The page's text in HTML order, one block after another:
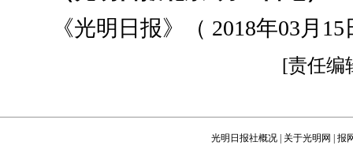
《光明日报》（ 2018年03月15
[责任编
光明日报社概况 关于光明网 报